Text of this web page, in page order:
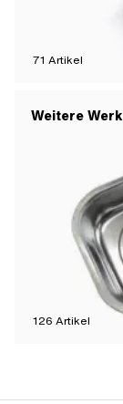
71 Artikel
Weitere
126 Artikel